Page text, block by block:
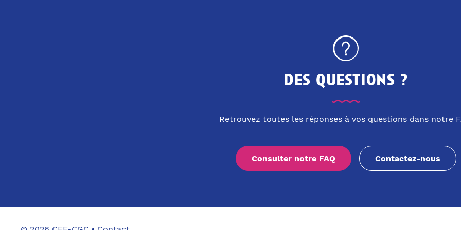
des questions ?
Retrouvez toutes les réponses à vos questions dans notre
Consulter notre FAQ Contactez-nous